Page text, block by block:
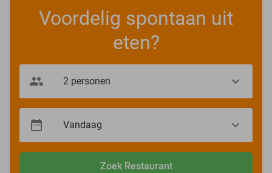
Voordelig spontaan uit
eten?
Zoek Restaurant